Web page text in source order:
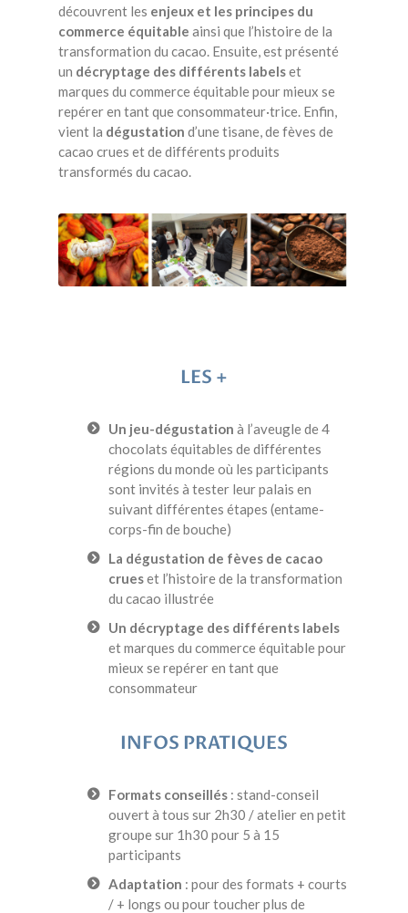
découvrent les enjeux et les principes du
commerce équitable ainsi que l’histoire de la
transformation du cacao. Ensuite, est présenté
un décryptage des différents labelset
marques du commerce équitable pour mieux se
repérer en tant que consommateur·trice. Enfin,
vient la dégustation d’une tisane, de fèves de
cacao crues et de différents produits
transformés du cacao.
LES +
Un jeu-dégustation à l’aveugle de 4
chocolats équitables de différentes
régions du monde où les participants
sont invités à tester leur palais en
suivant différentes étapes (entame-
corps-fin de bouche)
La dégustation de fèves de cacao
crueset l’histoire de la transformation
du cacao illustrée
Un décryptage des différents labels
et marques du commerce équitable pour
mieux se repérer en tant que
consommateur
INFOS PRATIQUES
Formats conseillés : stand-conseil
ouvert à tous sur 2h30 / atelier en petit
groupe sur 1h30 pour 5 à 15
participants
Adaptation : pour des formats + courts
/ + longs ou pour toucher plus de